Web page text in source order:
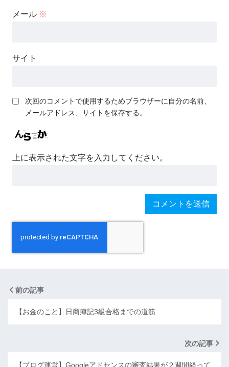
メール ※
サイト
次回のコメントで使用するためブラウザーに自分の名前、
メールアドレス、サイトを保存する。
上に表示された文字を入力してください。
前の記事
【お金のこと】日商簿記3級合格までの道筋
次の記事
【ブログ運営】Googleアドセンスの審査結果が２週間経って